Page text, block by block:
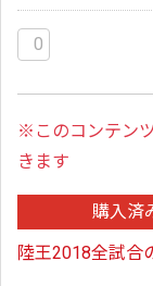
0
※このコンテン
きます
購入済
陸王2018全試合